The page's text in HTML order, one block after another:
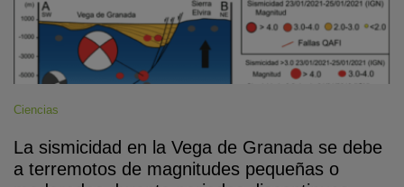
Ciencias
La sismicidad en la Vega de Granada se debe
a terremotos de magnitudes pequeñas o